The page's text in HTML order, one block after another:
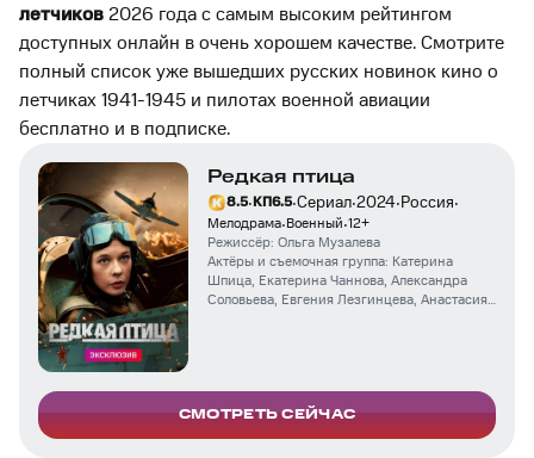
летчиков2026 года с самым высоким рейтингом
доступных онлайн в очень хорошем качестве. Смотрите
полный список уже вышедших русских новинок кино о
летчиках 1941-1945 и пилотах военной авиации
бесплатно и в подписке.
Редкая птица
8.5·КП6.5·Сериал·2024·Россия·
Мелодрама·Военный·12+
Режиссёр: Ольга Музалева
Актёры и съемочная группа: Катерина
Шпица, Екатерина Чаннова, Александра
Соловьева, Евгения Лезгинцева, Анастасия
Кошелев,Ирина Латушко
СМОТРЕТЬ СЕЙЧАС